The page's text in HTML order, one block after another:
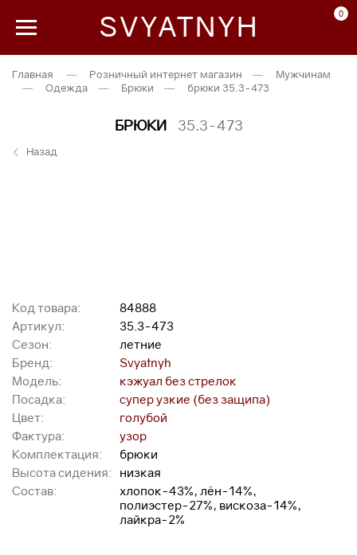
SVYATNYH 0
Главная — Розничный интернет магазин —
Мужчинам
—
Одежда — Брюки — брюки 35.3-473
БРЮКИ 35.3-473
Назад
Код товара:
84888
Артикул:
35.3-473
Сезон:
летние
Бренд:
Svyatnyh
Модель:
кэжуал без стрелок
Посадка:
супер узкие (без защипа)
Цвет:
голубой
Фактура:
узор
Комплектация:
брюки
Высота сидения:
низкая
Состав:
хлопок-43%, лён-14%,
полиэстер-27%, вискоза-14%,
лайкра-2%